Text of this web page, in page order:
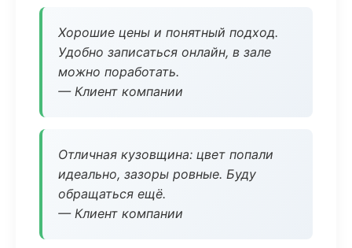
Хорошие цены и понятный подход.
Удобно записаться онлайн, в зале
можно поработать.
— Клиент компании
Отличная кузовщина: цвет попали
идеально, зазоры ровные. Буду
обращаться ещё.
— Клиент компании